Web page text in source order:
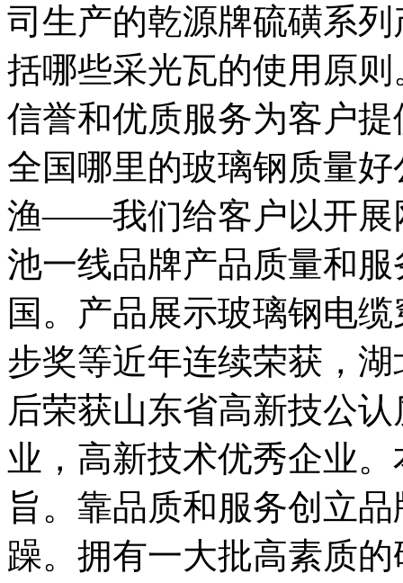
司生产的乾源牌硫磺系
括哪些采光瓦的使用原
信誉和优质服务为客户
全国哪里的玻璃钢质量
渔——我们给客户以开展
池一线品牌产品质量和
国。产品展示玻璃钢电
步奖等近年连续荣获，
后荣获山东省高新技公
业，高新技术优秀企业
旨。靠品质和服务创立
躁。拥有一大批高素质